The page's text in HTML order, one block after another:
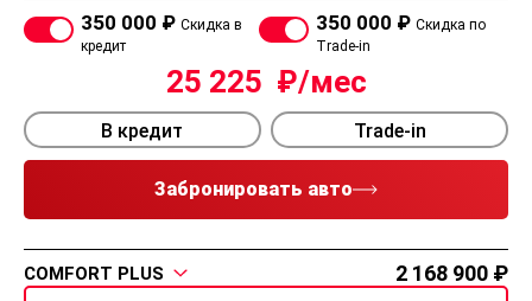
350 000 ₽ Скидка в
кредит
350 000 ₽ Скидка по
Trade-in
25 225
В кредит Trade-in
Забронировать авто
COMFORT PLUS 2 168 900